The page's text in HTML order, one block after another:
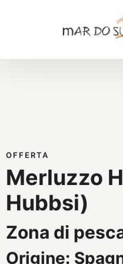
OFFERTA
Merluzzo
Hubbsi)
Zona di
Origine: